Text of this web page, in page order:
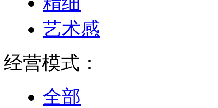
艺术感
经营模式：
全部